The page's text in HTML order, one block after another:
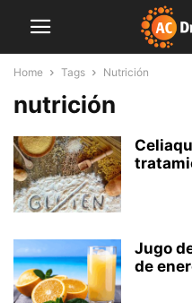
Home Tags Nutrición
nutrición
Jugo
de